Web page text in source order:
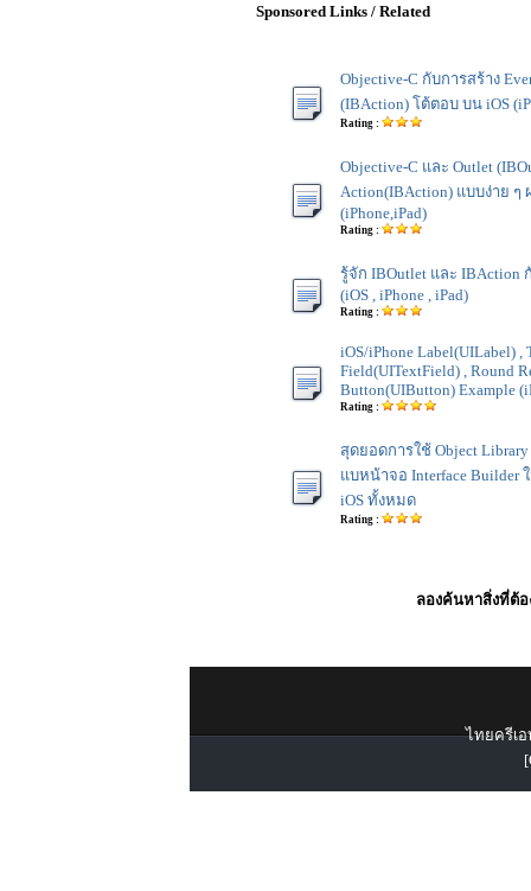
Sponsored Links / Related
Objective-C กับการสร้าง
(IBAction) โต้ตอบ บน iOS
Rating :
Objective-C และ Outlet
Action(IBAction) แบบง่าย ๆ
(iPhone,iPad)
Rating :
รู้จัก IBOutlet และ IBAction
(iOS , iPhone , iPad)
Rating :
iOS/iPhone Label(UILabel) ,
Field(UITextField) , Round
Button(UIButton) Example
Rating :
สุดยอดการใช้ Object
แบหน้าจอ Interface Builder
iOS ทั้งหมด
Rating :
ลองค้นหาสิ่งที่ต้อ
ไทยครีเอ
[